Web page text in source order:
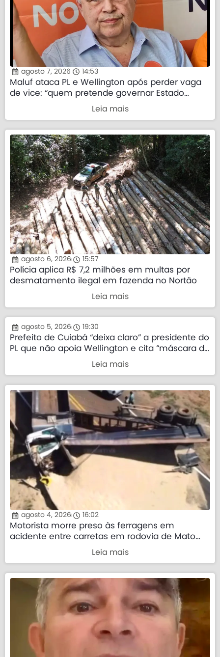
agosto 7, 2026 14:53
Maluf ataca PL e Wellington após perder vaga
de vice: “quem pretende governar Estado
precisa demonstrar que sua palavra tem valor”
Leia mais
agosto 6, 2026 15:57
Polícia aplica R$ 7,2 milhões em multas por
desmatamento ilegal em fazenda no Nortão
Leia mais
agosto 5, 2026 19:30
Prefeito de Cuiabá “deixa claro” a presidente do
PL que não apoia Wellington e cita “máscara da
Leia mais
agosto 4, 2026 16:02
Motorista morre preso às ferragens em
acidente entre carretas em rodovia de Mato
Leia mais